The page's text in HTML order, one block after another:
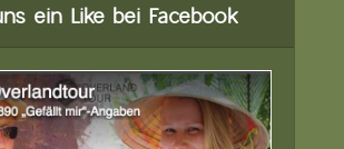
ein Like bei Facebook